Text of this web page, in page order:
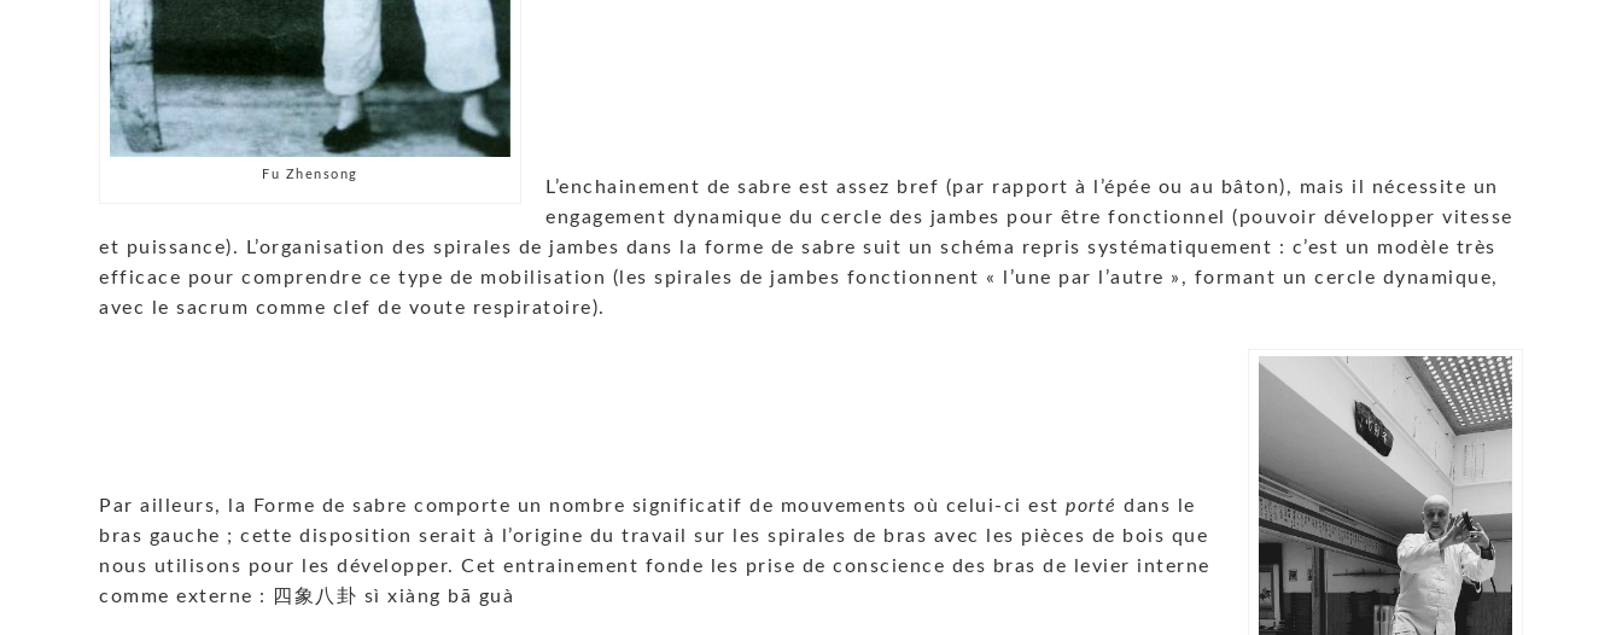
Fu Zhensong
L’enchainement de sabre est assez bref (par rapport à l’épée ou au bâton), mais il nécessite un
engagement dynamique du cercle des jambes pour être fonctionnel (pouvoir développer vitesse
et puissance). L’organisation des spirales de jambes dans la forme de sabre suit un schéma repris systématiquement : c’est un modèle très
efficace pour comprendre ce type de mobilisation (les spirales de jambes fonctionnent « l’une par l’autre », formant un cercle dynamique,
avec le sacrum comme clef de voute respiratoire).
Par ailleurs, la Forme de sabre comporte un nombre significatif de mouvements où celui-ci est porté dans le
bras gauche ; cette disposition serait à l’origine du travail sur les spirales de bras avec les pièces de bois que
nous utilisons pour les développer. Cet entrainement fonde les prise de conscience des bras de levier interne
comme externe : 四象八卦 sì xiàng bā guà